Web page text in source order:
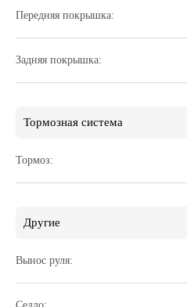
Передняя покрышка:
Задняя покрышка:
Тормозная система
Тормоз:
Другие
Вынос руля: